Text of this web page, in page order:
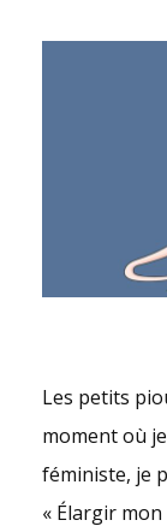
Les petits
moment où
féministe, je
« Élargir